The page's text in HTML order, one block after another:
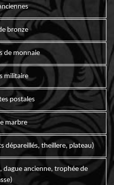
bronze
de monnaie
militaire
postales
marbre
dépareillés, theillere, plateau)
dague ancienne, trophée de